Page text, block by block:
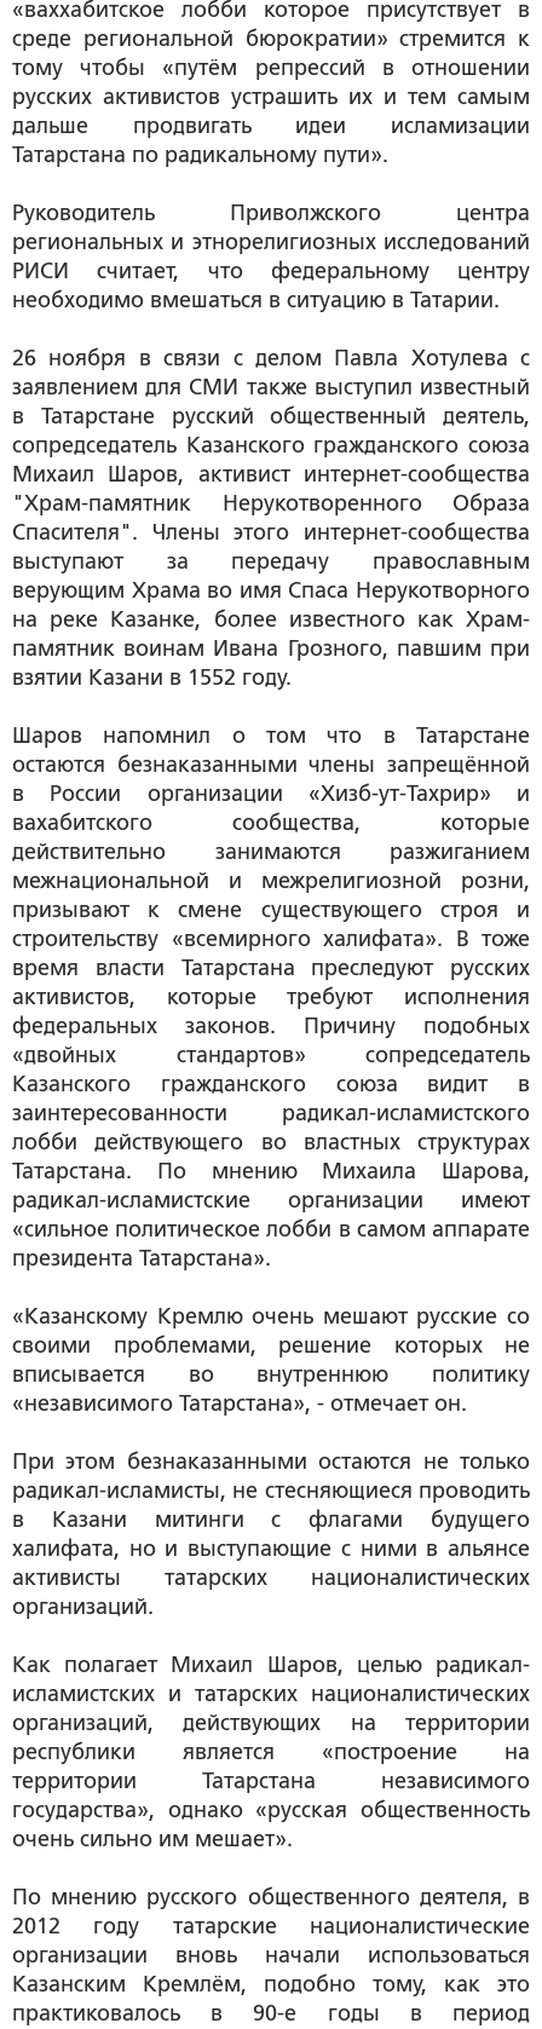
«ваххабитское лобби которое присутствует в
среде региональной бюрократии» стремится к
тому чтобы «путём репрессий в отношении
русских активистов устрашить их и тем самым
дальше продвигать идеи исламизации
Татарстана по радикальному пути».
Руководитель Приволжского центра
региональных и этнорелигиозных исследований
РИСИ считает, что федеральному центру
необходимо вмешаться в ситуацию в Татарии.
26 ноября в связи с делом Павла Хотулева с
заявлением для СМИ также выступил известный
в Татарстане русский общественный деятель,
сопредседатель Казанского гражданского союза
Михаил Шаров, активист интернет-сообщества
"Храм-памятник Нерукотворенного Образа
Спасителя". Члены этого интернет-сообщества
выступают за передачу православным
верующим Храма во имя Спаса Нерукотворного
на реке Казанке, более известного как Храм-
памятник воинам Ивана Грозного, павшим при
взятии Казани в 1552 году.
Шаров напомнил о том что в Татарстане
остаются безнаказанными члены запрещённой
в России организации «Хизб-ут-Тахрир» и
вахабитского сообщества, которые
действительно занимаются разжиганием
межнациональной и межрелигиозной розни,
призывают к смене существующего строя и
строительству «всемирного халифата». В тоже
время власти Татарстана преследуют русских
активистов, которые требуют исполнения
федеральных законов. Причину подобных
«двойных стандартов» сопредседатель
Казанского гражданского союза видит в
заинтересованности радикал-исламистского
лобби действующего во властных структурах
Татарстана. По мнению Михаила Шарова,
радикал-исламистские организации имеют
«сильное политическое лобби в самом аппарате
президента Татарстана».
«Казанскому Кремлю очень мешают русские со
своими проблемами, решение которых не
вписывается во внутреннюю политику
«независимого Татарстана», - отмечает он.
При этом безнаказанными остаются не только
радикал-исламисты, не стесняющиеся проводить
в Казани митинги с флагами будущего
халифата, но и выступающие с ними в альянсе
активисты татарских националистических
организаций.
Как полагает Михаил Шаров, целью радикал-
исламистских и татарских националистических
организаций, действующих на территории
республики является «построение на
территории Татарстана независимого
государства», однако «русская общественность
очень сильно им мешает».
По мнению русского общественного деятеля, в
2012 году татарские националистические
организации вновь начали использоваться
Казанским Кремлём, подобно тому, как это
практиковалось в 90-е годы в период